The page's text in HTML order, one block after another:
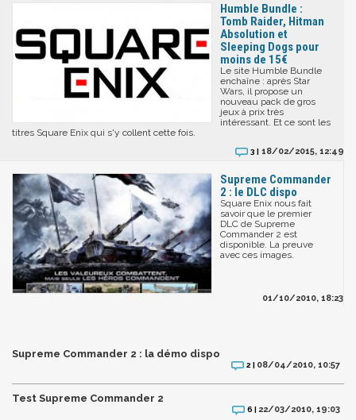
Humble Bundle :
Tomb Raider, Hitman
Absolution et
Sleeping Dogs pour
moins de 15€
Le site Humble Bundle
enchaîne : après Star
Wars, il propose un
nouveau pack de gros
jeux à prix très
intéressant. Et ce sont les
titres Square Enix qui s'y collent cette fois.
3 | 18/02/2015, 12:49
Supreme Commander
2 : le DLC dispo
Square Enix nous fait
savoir que le premier
DLC de Supreme
Commander 2 est
disponible. La preuve
avec ces images.
01/10/2010, 18:23
Supreme Commander 2 : la démo dispo
2 | 08/04/2010, 10:57
Test Supreme Commander 2
6 | 22/03/2010, 19:03